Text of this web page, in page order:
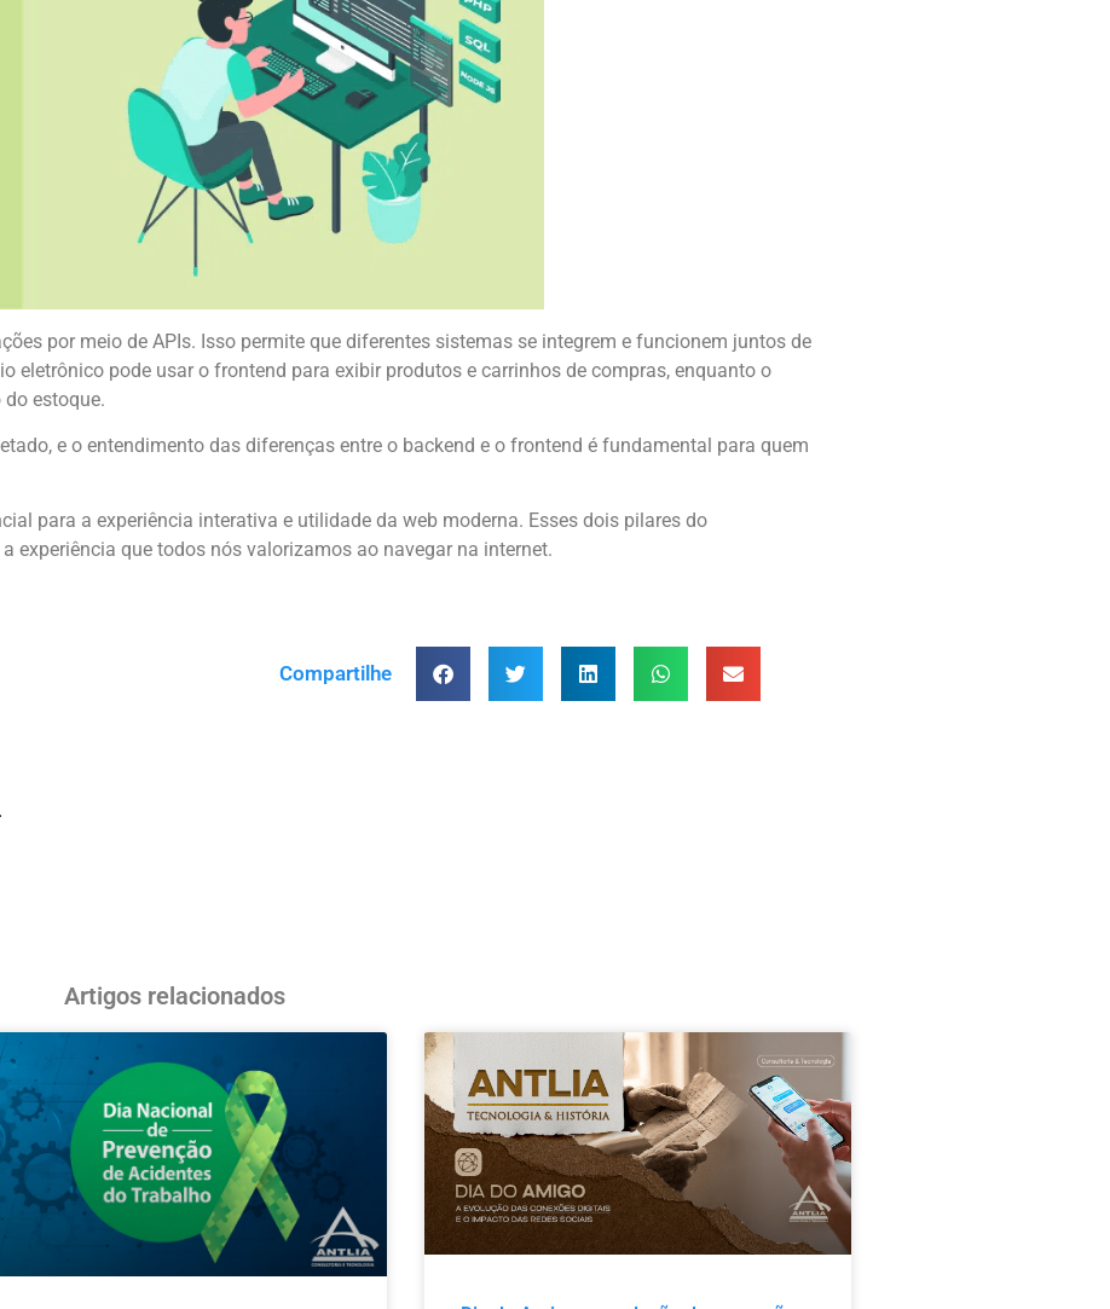
por meio de APIs. Isso permite que diferentes sistemas se integrem e funcionem juntos de
eletrônico pode usar o frontend para exibir produtos e carrinhos de compras, enquanto o
estoque.
e o entendimento das diferenças entre o backend e o frontend é fundamental para quem
para a experiência interativa e utilidade da web moderna. Esses dois pilares do
experiência que todos nós valorizamos ao navegar na internet.
Compartilhe
Artigos relacionados